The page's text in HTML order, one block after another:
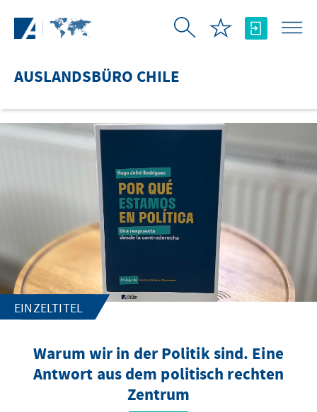
AUSLANDSBÜRO CHILE
EINZELTITEL
Warum wir in der Politik sind. Eine
Antwort aus dem politisch rechten
Zentrum